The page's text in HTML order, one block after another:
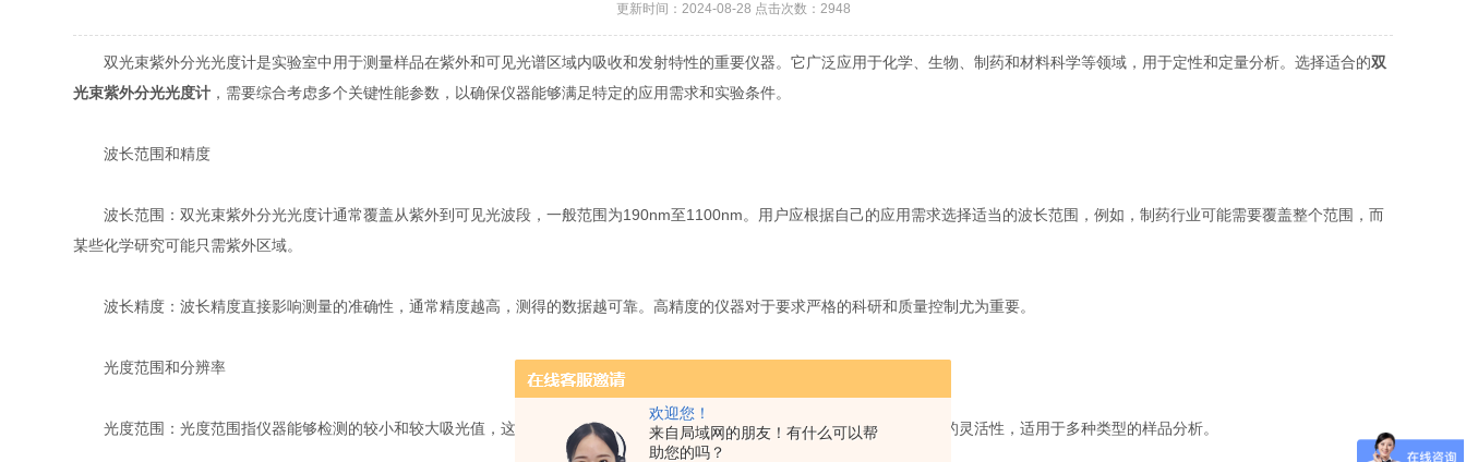
欢迎您！
来自局域网的朋友！有什么可以帮
助您的吗？
更新时间：2024-08-28 点击次数：2948
双光束紫外分光光度计是实验室中用于测量样品在紫外和可见光谱区域内吸收和发射特性的重要仪器。它广泛应用于化学、生物、制药和材料科学等领域，用于定性和定量分析。选择适合的双
光束紫外分光光度计 ，需要综合考虑多个关键性能参数，以确保仪器能够满足特定的应用需求和实验条件。
波长范围和精度
波长范围：双光束紫外分光光度计通常覆盖从紫外到可见光波段，一般范围为190nm至1100nm。用户应根据自己的应用需求选择适当的波长范围，例如，制药行业可能需要覆盖整个范围，而
某些化学研究可能只需紫外区域。
波长精度：波长精度直接影响测量的准确性，通常精度越高，测得的数据越可靠。高精度的仪器对于要求严格的科研和质量控制尤为重要。
光度范围和分辨率
光度范围：光度范围指仪器能够检测的较小和较大吸光值，这决定了仪器对样品浓度的适应范围。宽的光度范围可以提供更多的灵活性，适用于多种类型的样品分析。